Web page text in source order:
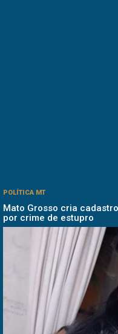
POLÍTICA MT
Mato Grosso cria
por crime de estupro